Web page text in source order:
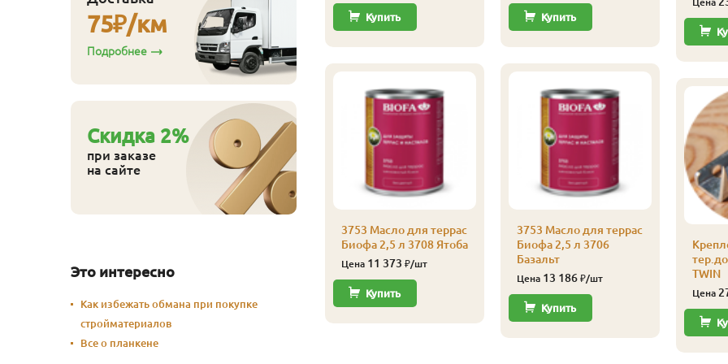
Гвозdeck
Купить
3753 Масло для террас
Биофа 2,5 л 3708 Ятоба
Цена 11 373 ₽/шт
Купить
Купить
3753 Масло для террас
Биофа 2,5 л 3706
Базальт
Цена 13 186₽/шт
Купить
Цена
TWIN
Цена
75₽/км
Подробнее
Cкидка 2%
при заказе
на сайте
Это интересно
Как избежать обмана при покупке
стройматериалов
Все о планкене